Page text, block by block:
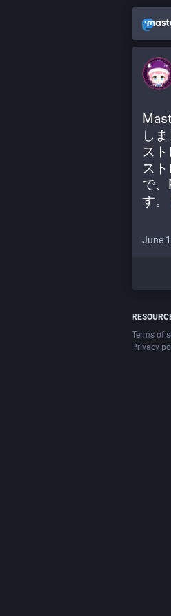
し
ス
ス
で
す。
June
Terms of
Privacy